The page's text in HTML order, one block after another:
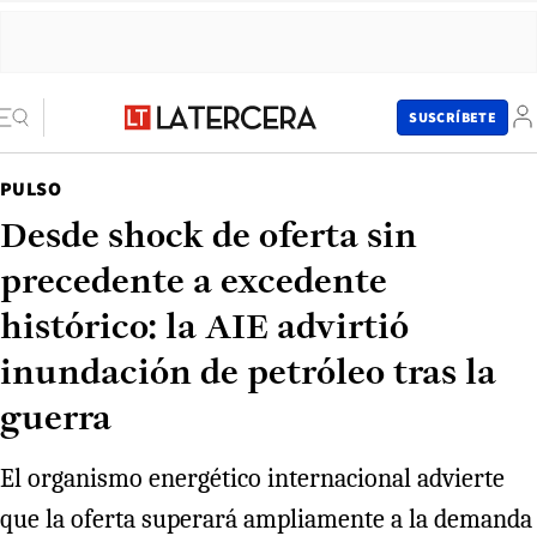
SUSCRÍBETE
PULSO
Desde shock de oferta sin
precedente a excedente
histórico: la AIE advirtió
inundación de petróleo tras la
guerra
El organismo energético internacional advierte
que la oferta superará ampliamente a la demanda